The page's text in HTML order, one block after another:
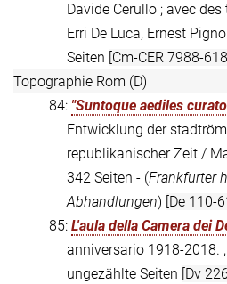
Davide Cerullo ; avec
Erri De Luca, Ernest
Seiten [Cm-CER 7988-
Topographie Rom (D)
84: "Suntoque aediles
Entwicklung der
republikanischer Zeit /
342 Seiten - (Frankfurter
Abhandlungen) [De 110-
85: L'aula della Camera dei
anniversario 1918-2018.
ungezählte Seiten [Dv